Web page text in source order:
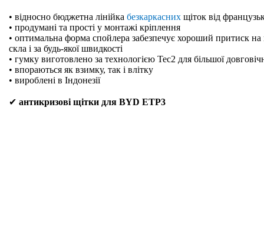
• відносно бюджетна лінійка безкаркасних щіток від
• продумані та прості у монтажі кріплення
• оптимальна форма спойлера забезпечує хороший притиск на
скла і за будь-якої швидкості
• гумку виготовлено за технологією Tec2 для більшої
• впораються як взимку, так і влітку
• вироблені в Індонезії
✔ антикризові щітки для BYD ETP3